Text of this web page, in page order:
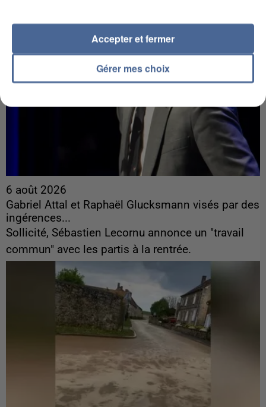
6 août 2026
Gabriel Attal et Raphaël Glucksmann visés par des
ingérences...
Sollicité, Sébastien Lecornu annonce un "travail
commun" avec les partis à la rentrée.
Gérer mes choix
Accepter et fermer